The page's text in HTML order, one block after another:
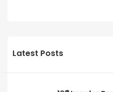
Latest Posts